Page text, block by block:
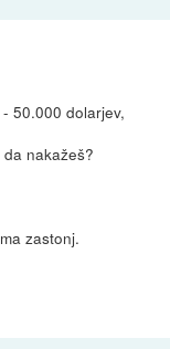
50.000 dolarjev,
nakažeš?
zastonj.